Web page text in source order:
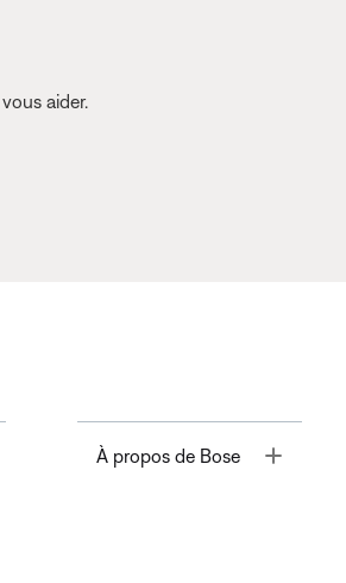
aider.
À propos de Bose Toggle